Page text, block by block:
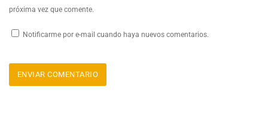
próxima vez que comente.
Notificarme por e-mail cuando haya nuevos comentarios.